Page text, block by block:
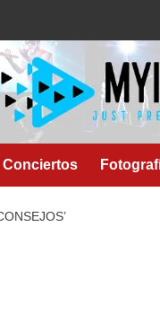
Conciertos